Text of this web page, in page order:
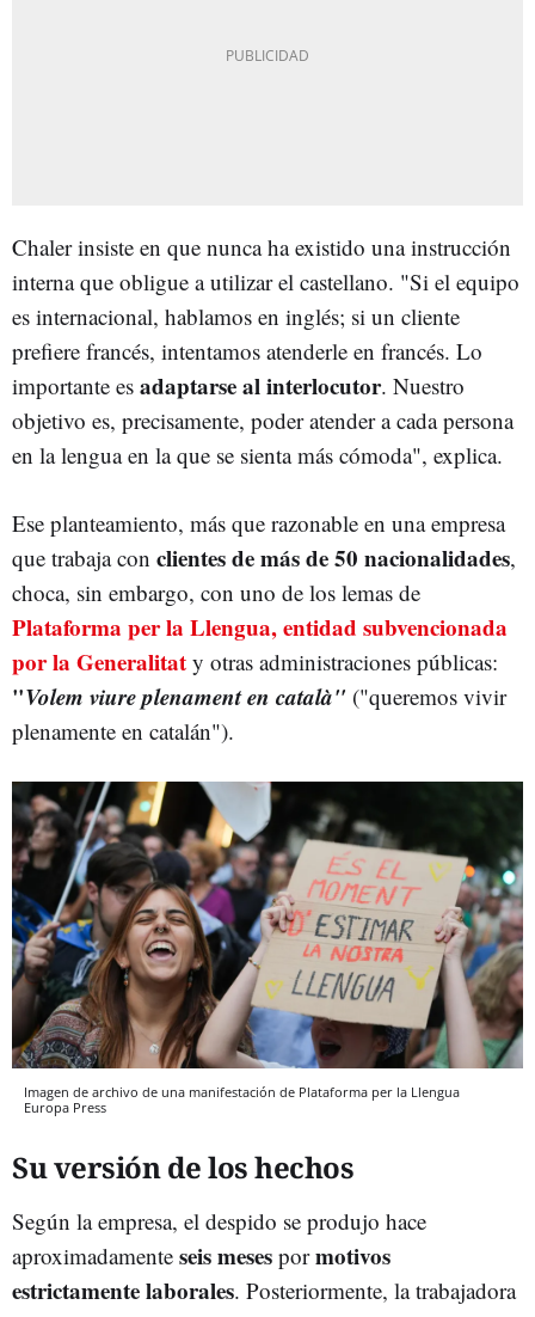
Chaler insiste en que nunca ha existido una instrucción
interna que obligue a utilizar el castellano. "Si el equipo
es internacional, hablamos en inglés; si un cliente
prefiere francés, intentamos atenderle en francés. Lo
importante es adaptarse al interlocutor. Nuestro
objetivo es, precisamente, poder atender a cada persona
en la lengua en la que se sienta más cómoda", explica.
Ese planteamiento, más que razonable en una empresa
que trabaja con clientes de más de50 nacionalidades,
choca, sin embargo, con uno de los lemas de
Plataforma per la Llengua, entidad subvencionada
por la Generalitat y otras administraciones públicas:
"Volem viure plenament en català" ("queremos vivir
plenamente en catalán").
Imagen de archivo de una manifestación de Plataforma per la Llengua
Europa Press
Su versión de los hechos
Según la empresa, el despido se produjo hace
aproximadamente seis meses pormotivos
estrictamente laborales. Posteriormente, la trabajadora